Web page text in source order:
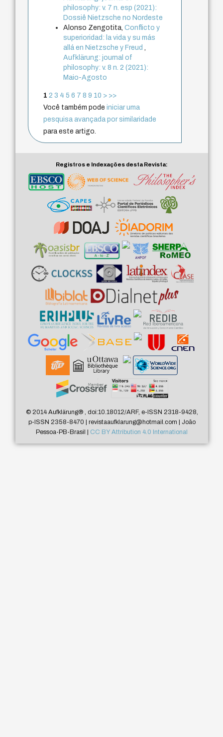
philosophy: v. 7 n. esp (2021):
Dossiê Nietzsche no Nordeste
Alonso Zengotita,Conflicto y
superioridad: la vida y su más
allá en Nietzsche y Freud,
Aufklärung: journal of
philosophy: v. 8 n. 2 (2021):
Maio-Agosto
1 2 3 4 5 6 7 8 9 10 > >>
Você também podeiniciar uma
pesquisa avançada por similaridade
para este artigo.
Registros e Indexações desta Revista:
© 2014 Aufklärung®, doi:10.18012/ARF, e-ISSN 2318-9428,
p-ISSN 2358-8470 | revistaaufklarung@hotmail.com | João
Pessoa-PB-Brasil | CC BY Attribution 4.0 International